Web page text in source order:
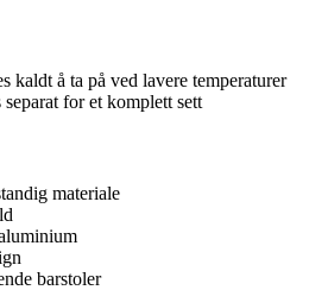
kaldt å ta på ved lavere temperaturer
for et komplett sett
materiale
barstoler